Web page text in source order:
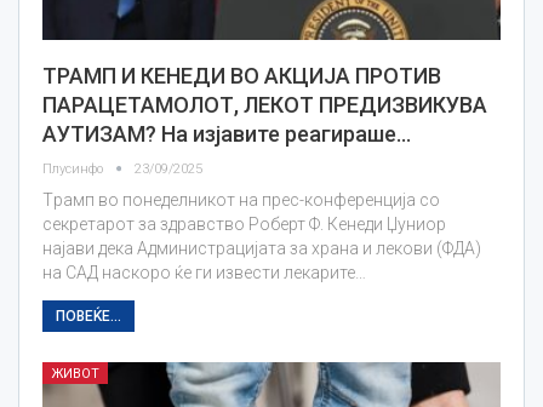
ТРАМП И КЕНЕДИ ВО АКЦИЈА ПРОТИВ
ПАРАЦЕТАМОЛОТ, ЛЕКОТ ПРЕДИЗВИКУВА
АУТИЗАМ? На изјавите реагираше…
Плусинфо 23/09/2025
Tрамп во понеделникот на прес-конференција со
секретарот за здравство Роберт Ф. Кенеди Џуниор
најави дека Администрацијата за храна и лекови (ФДА)
на САД наскоро ќе ги извести лекарите…
ПОВЕЌЕ...
ЖИВОТ